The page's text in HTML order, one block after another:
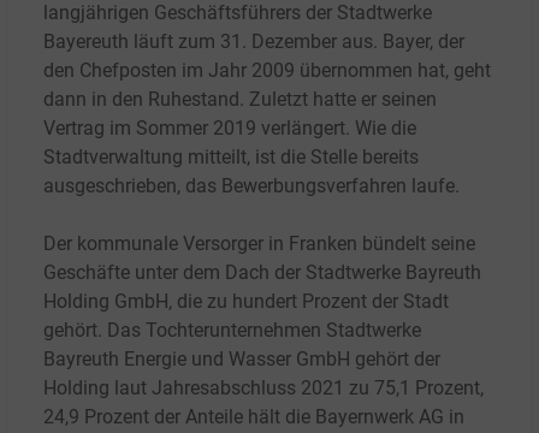
langjährigen Geschäftsführers der Stadtwerke
Bayereuth läuft zum 31. Dezember aus. Bayer, der
den Chefposten im Jahr 2009 übernommen hat, geht
dann in den Ruhestand. Zuletzt hatte er seinen
Vertrag im Sommer 2019 verlängert. Wie die
Stadtverwaltung mitteilt, ist die Stelle bereits
ausgeschrieben, das Bewerbungsverfahren laufe.
Der kommunale Versorger in Franken bündelt seine
Geschäfte unter dem Dach der Stadtwerke Bayreuth
Holding GmbH, die zu hundert Prozent der Stadt
gehört. Das Tochterunternehmen Stadtwerke
Bayreuth Energie und Wasser GmbH gehört der
Holding laut Jahresabschluss 2021 zu 75,1
Prozent,
24,9 Prozent der Anteile hält die Bayernwerk AG in